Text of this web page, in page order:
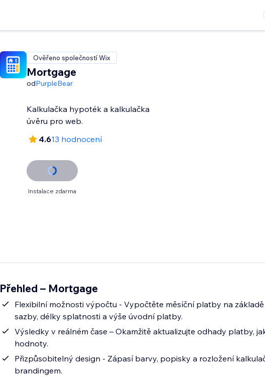
Ověřeno společností Wix
Mortgage
odPurpleBear
Kalkulačka hypoték a kalkulačka
úvěru pro web.
4.613 hodnocení
Instalace zdarma
Přehled – Mortgage
Flexibilní možnosti výpočtu - Vypočtěte měsíční platby na
sazby, délky splatnosti a výše úvodní platby.
Výsledky v reálném čase – Okamžitě aktualizujte odhady platby,
hodnoty.
Přizpůsobitelný design - Zápasí barvy, popisky a rozložení
brandingem.